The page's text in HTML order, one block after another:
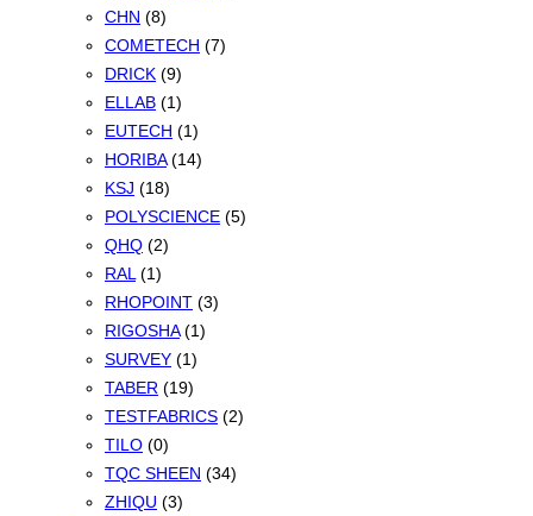
CHN (8)
COMETECH (7)
DRICK (9)
ELLAB (1)
EUTECH (1)
HORIBA (14)
KSJ (18)
POLYSCIENCE (5)
QHQ (2)
RAL (1)
RHOPOINT (3)
RIGOSHA (1)
SURVEY (1)
TABER (19)
TESTFABRICS (2)
TILO (0)
TQC SHEEN (34)
ZHIQU (3)